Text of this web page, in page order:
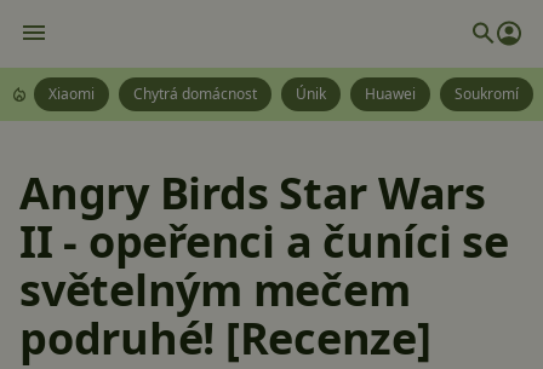
Xiaomi Chytrá domácnost Únik Huawei Soukromí
Angry Birds Star Wars
II - opeřenci a čuníci se
světelným mečem
podruhé! [Recenze]